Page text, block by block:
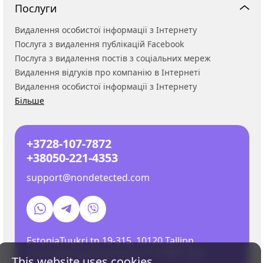
Послуги
Видалення особистої інформації з Інтернету
Послуга з видалення публікацій Facebook
Послуга з видалення постів з соціальних мереж
Видалення відгуків про компанію в Інтернеті
Видалення особистої інформації з Інтернету
Більше
+3728-107-7872
+38050-221-4353
support@nondetected.com
EstoniaTuukri tn 19-315, 10120 Tallinn